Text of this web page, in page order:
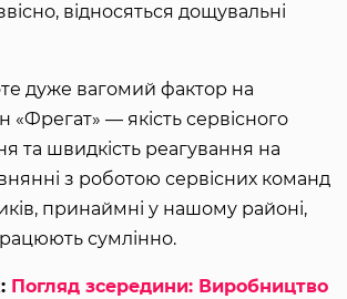
звісно, відносяться дощувальні
дуже вагомий фактор на
— якість сервісного
та швидкість реагування на
з роботою сервісних команд
принаймні у нашому районі,
сумлінно.
Погляд зсередини: Виробництво